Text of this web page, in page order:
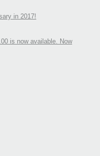
in 2017!
is now available. Now